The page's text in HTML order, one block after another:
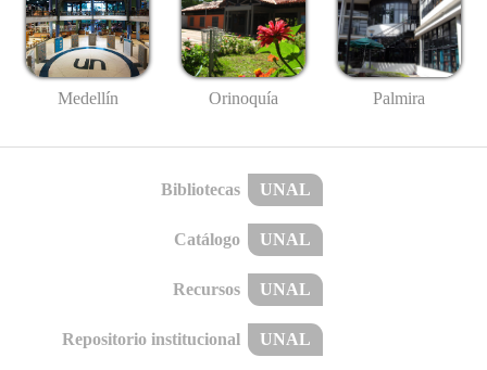
Medellín Orinoquía Palmira
Bibliotecas UNAL
Catálogo UNAL
Recursos UNAL
Repositorio institucional UNAL